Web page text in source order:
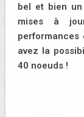
bel et bien un
mises à
performances
avez la
40 noeuds !